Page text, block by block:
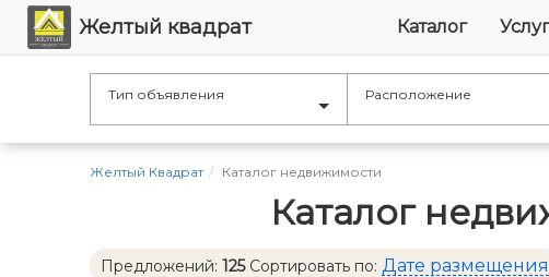
Желтый квадрат Каталог
Тип объявления Расположение
Желтый Квадрат Каталог недвижимости
Каталог
Предложений: 125 Сортировать по: Дате размещения